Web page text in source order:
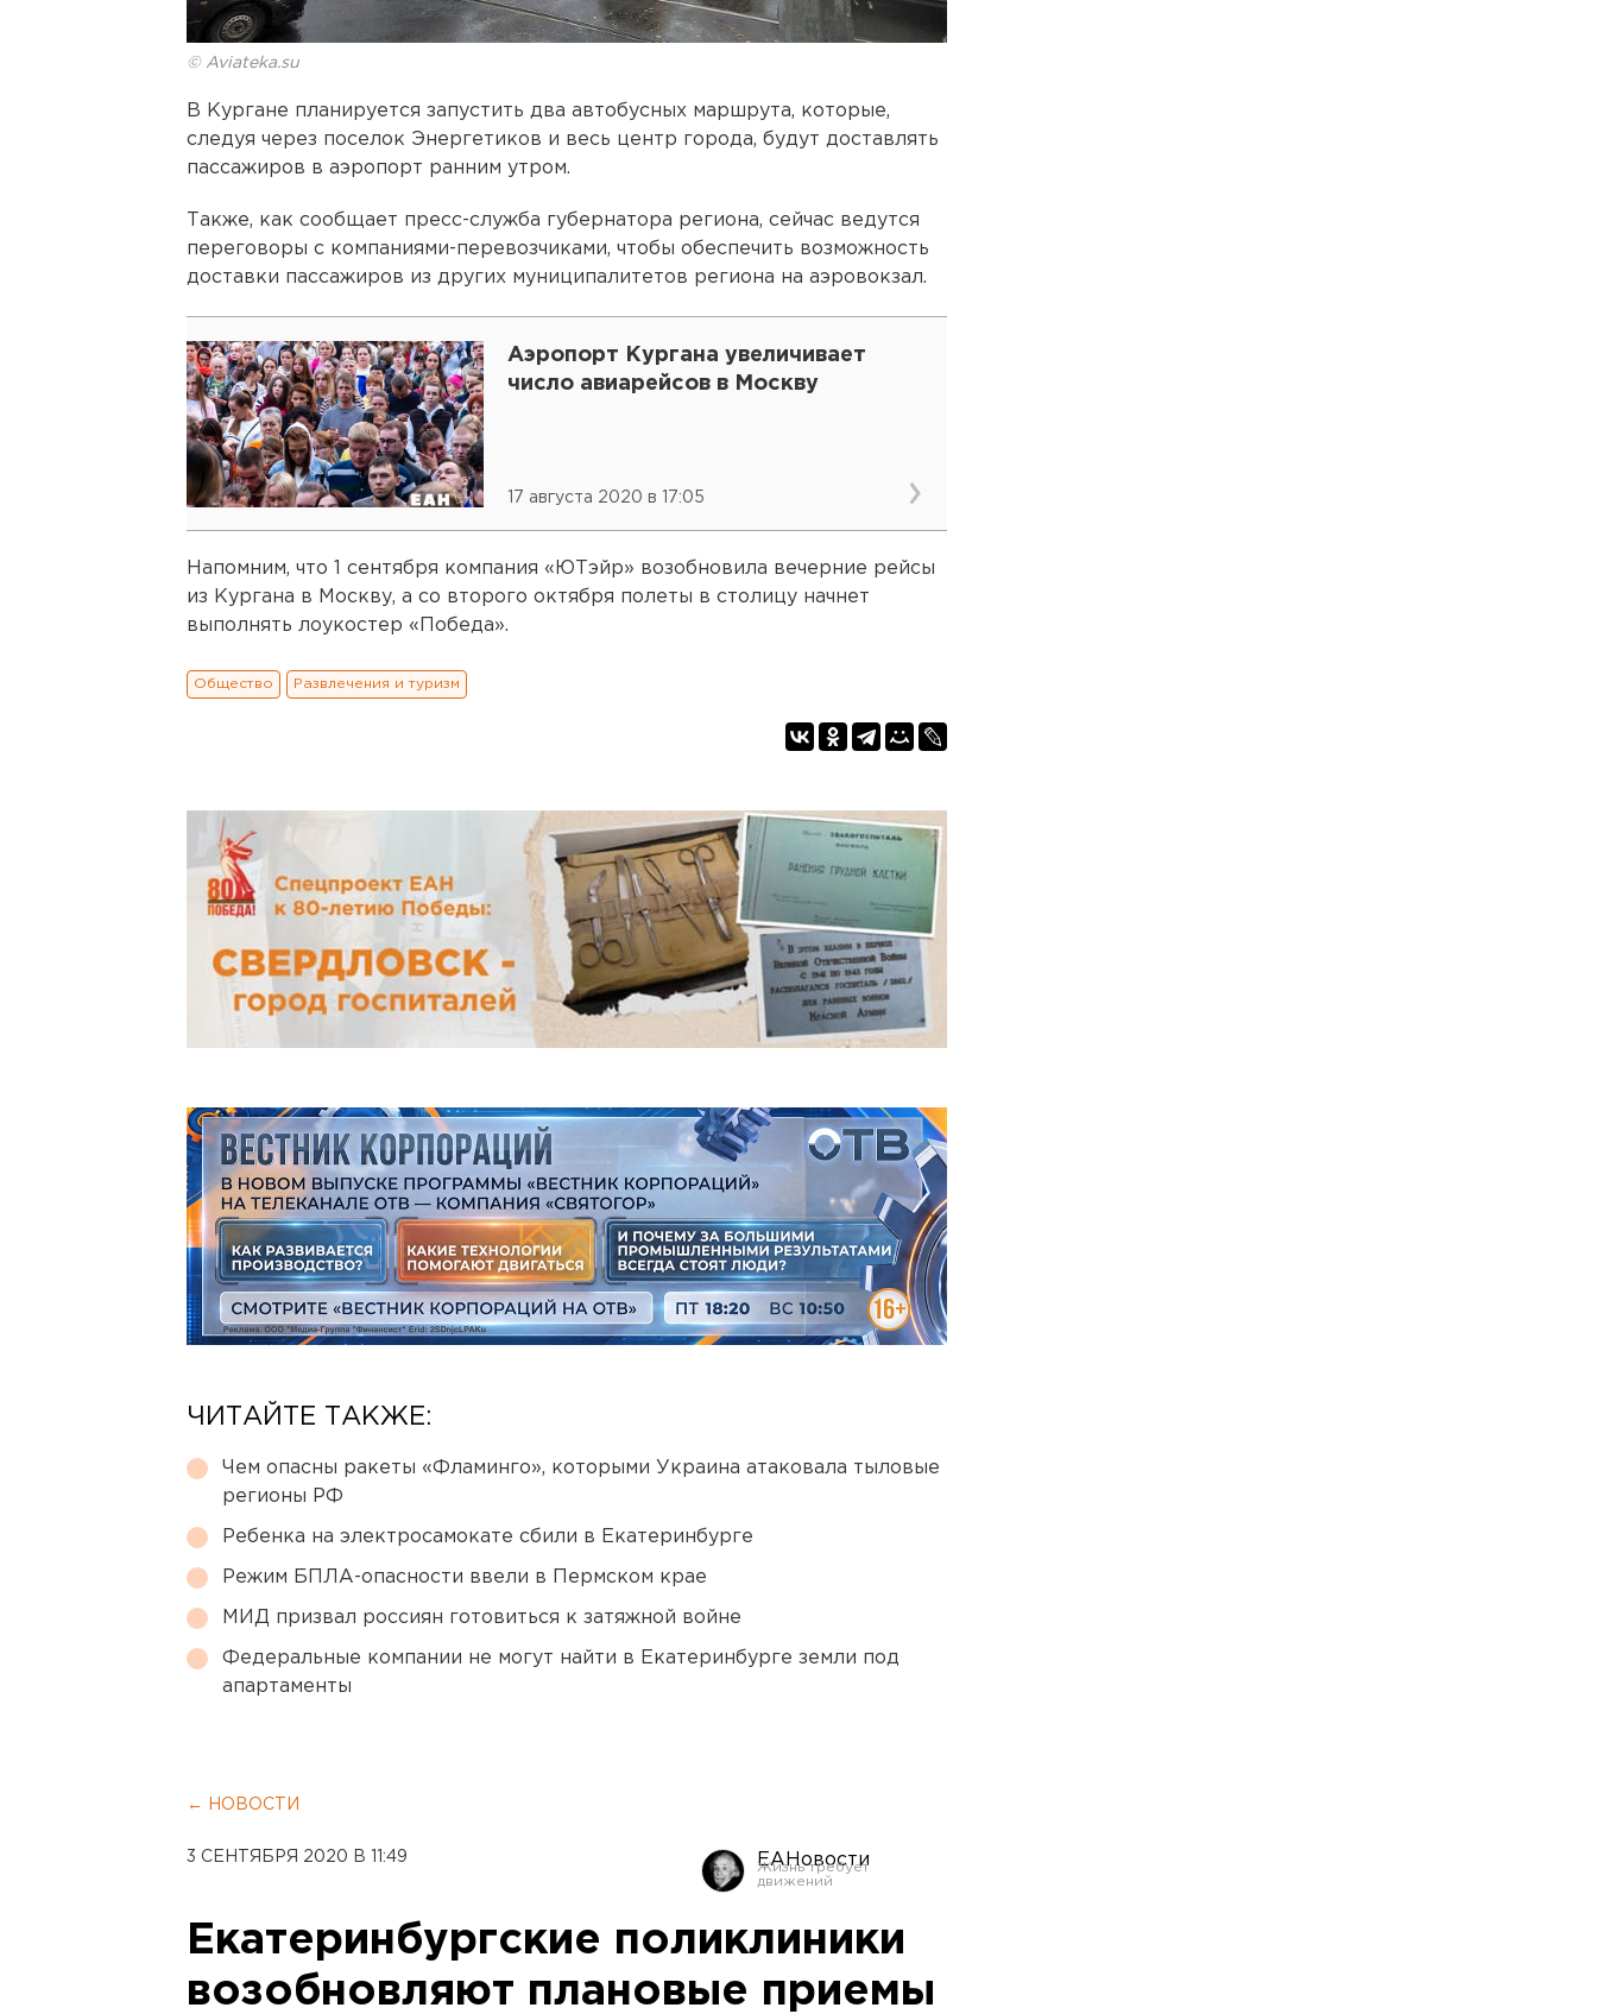
© Aviateka.su
В Кургане планируется запустить два автобусных маршрута, которые,
следуя через поселок Энергетиков и весь центр города, будут доставлять
пассажиров в аэропорт ранним утром.
Также, как сообщает пресс-служба губернатора региона, сейчас ведутся
переговоры с компаниями-перевозчиками, чтобы обеспечить возможность
доставки пассажиров из других муниципалитетов региона на аэровокзал.
Аэропорт Кургана увеличивает
число авиарейсов в Москву
17 августа 2020 в 17:05
Напомним, что 1 сентября компания «ЮТэйр» возобновила вечерние рейсы
из Кургана в Москву, а со второго октября полеты в столицу начнет
выполнять лоукостер «Победа».
Общество Развлечения и туризм
ЧИТАЙТЕ ТАКЖЕ:
Чем опасны ракеты «Фламинго», которыми Украина атаковала тыловые
регионы РФ
Ребенка на электросамокате сбили в Екатеринбурге
Режим БПЛА-опасности ввели в Пермском крае
МИД призвал россиян готовиться к затяжной войне
Федеральные компании не могут найти в Екатеринбурге земли под
апартаменты
← НОВОСТИ
3 СЕНТЯБРЯ 2020 В 11:49 ЕАНовости
Екатеринбургские поликлиники
возобновляют плановые приемы